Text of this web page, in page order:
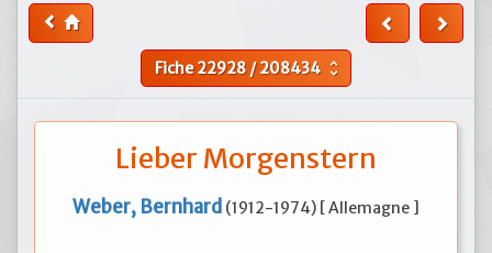
Fiche22928/208434 unfold_more
Lieber Morgenstern
Weber, Bernhard (1912-1974) [ Allemagne ]